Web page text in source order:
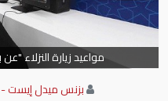
مواعيد زيارة النزلاء
بزنس ميدل إيست